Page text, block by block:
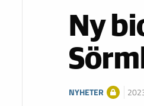
Ny
NYHETER